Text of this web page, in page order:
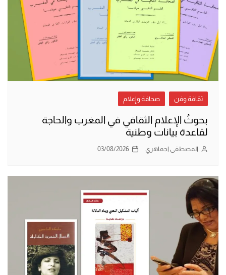
ثقافة وفن صحافة وإعلام
بحوثُ الإعلام الثقافي في المغرب والحاجة
لقاعدة بيانات وطنية
المصطفى اجماهري 03/08/2026